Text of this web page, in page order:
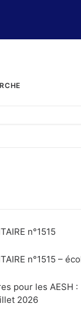
n°1515
n°1515 –
pour les AESH :
2026